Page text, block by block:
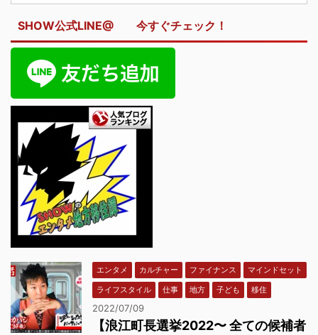
SHOW公式LINE@ 今すぐチェック！
エンタメ カルチャー ファイナンス
マインドセット
ライフスタイル
仕事 地方 子ども 移住
2022/07/09
【浪江町長選挙2022〜 全ての候補者